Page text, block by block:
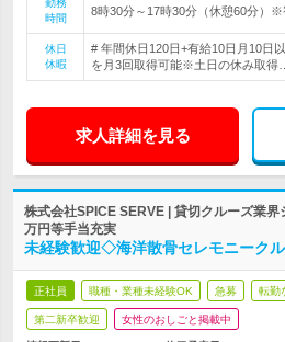
勤務
時間
8時30分～17時30分（休憩60分）※
休日
休暇
# 年間休日120日+有給10日月10日
を月3回取得可能※土日の休み取得…
求人詳細を見る
株式会社SPICE SERVE | 貸切クルーズ業
万円等手当充実
未経験歓迎◇海洋散骨セレモニークル
正社員 職種・業種未経験OK 急募 転勤
第二新卒歓迎 女性のおしごと掲載中